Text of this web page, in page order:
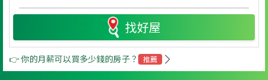
找好屋
👉 你的月薪可以買多少錢的房子？ 推薦